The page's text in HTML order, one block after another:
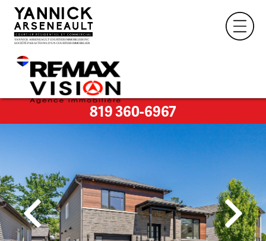
819 360-6967